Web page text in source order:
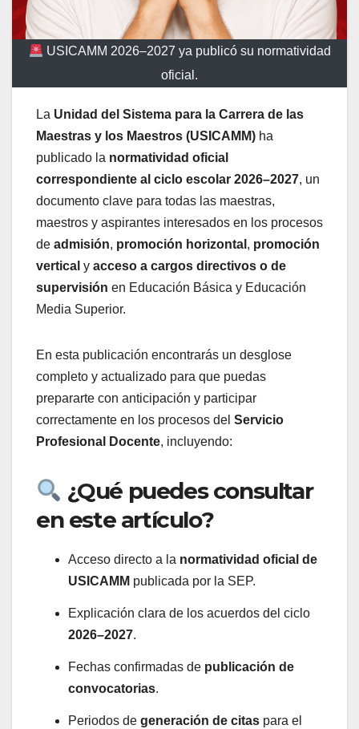
USICAMM 2026–2027 ya publicó su normatividad
oficial.
La Unidad del Sistema para la Carrera de las
Maestras y los Maestros (USICAMM) ha
publicado la normatividad oficial
correspondiente al ciclo escolar 2026–2027, un
documento clave para todas las maestras,
maestros y aspirantes interesados en los procesos
de admisión, promoción horizontal , promoción
vertical y acceso a cargos directivos o de
supervisión en Educación Básica y Educación
Media Superior.
En esta publicación encontrarás un desglose
completo y actualizado para que puedas
prepararte con anticipación y participar
correctamente en los procesos del Servicio
Profesional Docente, incluyendo:
¿Qué puedes consultar
en este artículo?
Acceso directo a la normatividad oficial de
USICAMM publicada por la SEP.
Explicación clara de los acuerdos del ciclo
2026–2027.
Fechas confirmadas de publicación de
convocatorias.
Periodos de generación de citas para el